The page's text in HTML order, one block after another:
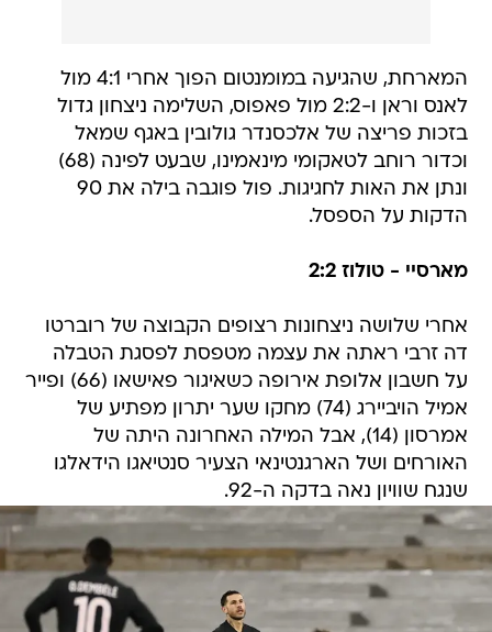
המארחת, שהגיעה במומנטום הפוך אחרי 4:1 מול
לאנס וראן ו-2:2 מול פאפוס, השלימה ניצחון גדול
בזכות פריצה של אלכסנדר גולובין באגף שמאל
וכדור רוחב לטאקומי מינאמינו, שבעט לפינה (68)
ונתן את האות לחגיגות. פול פוגבה בילה את 90
הדקות על הספסל.
מארסיי - טולוז 2:2
אחרי שלושה ניצחונות רצופים הקבוצה של רוברטו
דה זרבי ראתה את עצמה מטפסת לפסגת הטבלה
על חשבון אלופת אירופה כשאיגור פאישאו (66) ופייר
אמיל הויביירג (74) מחקו שער יתרון מפתיע של
אמרסון (14), אבל המילה האחרונה היתה של
האורחים ושל הארגנטינאי הצעיר סנטיאגו הידאלגו
שנגח שוויון נאה בדקה ה-92.